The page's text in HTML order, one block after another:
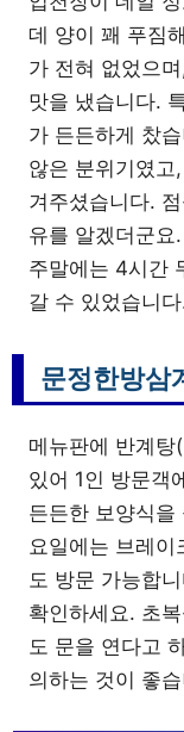
데 양이 꽤 푸짐
가 전혀 없었으
맛을 냈습니다.
가 든든하게 찼
않은 분위기였고
겨주셨습니다.
유를 알겠더군요
주말에는 4시간
갈 수 있었습니
문정한방삼
메뉴판에 반계탕
있어 1인 방문객
든든한 보양식을
요일에는 브레이
도 방문 가능합
확인하세요. 초
도 문을 연다고
의하는 것이 좋